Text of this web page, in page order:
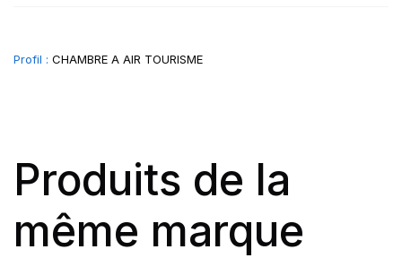
Profil : CHAMBRE A AIR TOURISME
Produits de la
même marque